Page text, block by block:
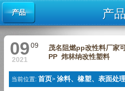
产品 产
09
09
2021
茂名阻燃pp改性料厂家
PP 炜林纳改性塑料
当前位置: 首页> 涂料、橡塑、表面处